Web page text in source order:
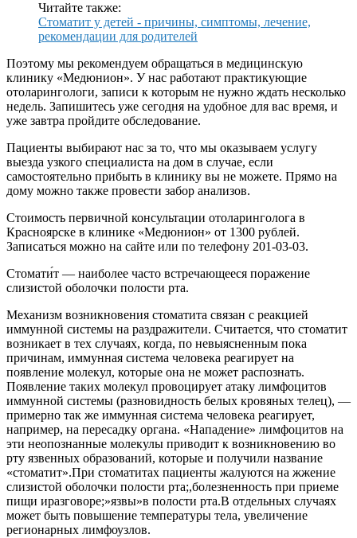
Читайте также:
Стоматит у детей - причины, симптомы, лечение,
рекомендации для родителей
Поэтому мы рекомендуем обращаться в медицинскую
клинику «Медюнион». У нас работают практикующие
отоларингологи, записи к которым не нужно ждать несколько
недель. Запишитесь уже сегодня на удобное для вас время, и
уже завтра пройдите обследование.
Пациенты выбирают нас за то, что мы оказываем услугу
выезда узкого специалиста на дом в случае, если
самостоятельно прибыть в клинику вы не можете. Прямо на
дому можно также провести забор анализов.
Стоимость первичной консультации отоларинголога в
Красноярске в клинике «Медюнион» от 1300 рублей.
Записаться можно на сайте или по телефону 201-03-03.
Стомати́т — наиболее часто встречающееся поражение
слизистой оболочки полости рта.
Механизм возникновения стоматита связан с реакцией
иммунной системы на раздражители. Считается, что стоматит
возникает в тех случаях, когда, по невыясненным пока
причинам, иммунная система человека реагирует на
появление молекул, которые она не может распознать.
Появление таких молекул провоцирует атаку лимфоцитов
иммунной системы (разновидность белых кровяных телец), —
примерно так же иммунная система человека реагирует,
например, на пересадку органа. «Нападение» лимфоцитов на
эти неопознанные молекулы приводит к возникновению во
рту язвенных образований, которые и получили название
«стоматит».При стоматитах пациенты жалуются на жжение
слизистой оболочки полости рта;,болезненность при приеме
пищи иразговоре;»язвы»в полости рта.В отдельных случаях
может быть повышение температуры тела, увеличение
регионарных лимфоузлов.